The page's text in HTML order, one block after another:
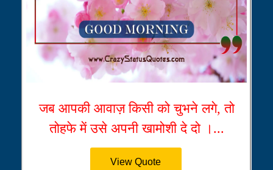
जब आपकी आवाज़ किसी को चुभने लगे, तो
तोहफे में उसे अपनी खामोशी दे दो ।...
View Quote